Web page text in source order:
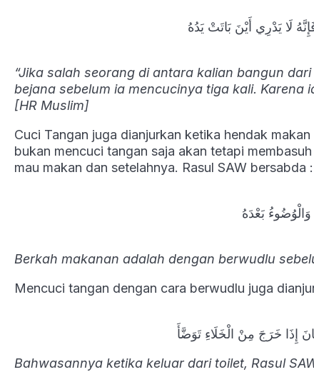
لَا يَدْرِي أَيْنَ بَاتَتْ يَدُهُ
“Jika salah seorang di antara kalian bangun
bejana sebelum ia mencucinya tiga kali.
[HR Muslim]
Cuci Tangan juga dianjurkan ketika hendak
bukan mencuci tangan saja akan tetapi
mau makan dan setelahnya. Rasul SAW bersabda :
بَعْدَهُ
Berkah makanan adalah dengan berwudlu
Mencuci tangan dengan cara berwudlu juga
إِذَا خَرَجَ مِنْ الْخَلَاءِ تَوَضَّأَ
Bahwasannya ketika keluar dari toilet, Rasul